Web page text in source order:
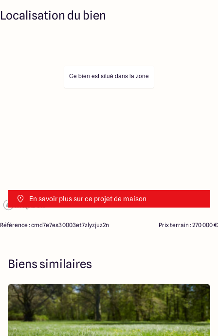
Localisation du bien
En savoir plus sur ce projet de maison
Ce bien est situé dans la zone
Référence : cmd7e7es30003et7zlyzjuz2n Prix terrain : 270 000 €
Biens similaires